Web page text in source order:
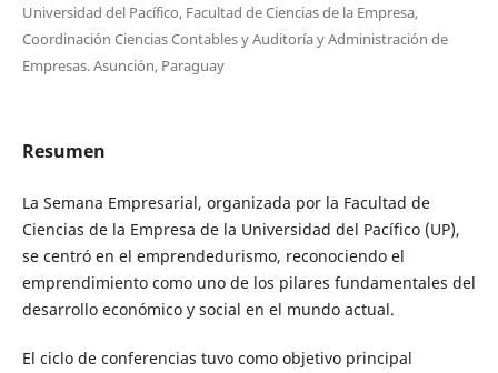
Universidad del Pacífico, Facultad de Ciencias de la Empresa,
Coordinación Ciencias Contables y Auditoría y Administración de
Empresas. Asunción, Paraguay
Resumen
La Semana Empresarial, organizada por la Facultad de
Ciencias de la Empresa de la Universidad del Pacífico (UP),
se centró en el emprendedurismo, reconociendo el
emprendimiento como uno de los pilares fundamentales del
desarrollo económico y social en el mundo actual.
El ciclo de conferencias tuvo como objetivo principal